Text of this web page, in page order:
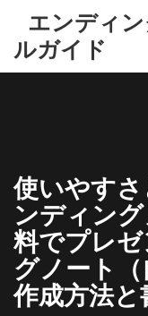
エンディ
ルガイド
使いやす
ンディン
料でプレ
グノート
作成方法と